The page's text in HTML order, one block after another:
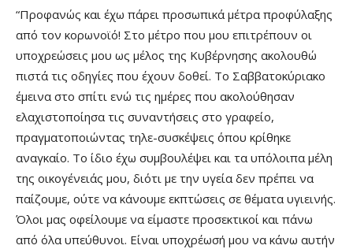
“Προφανώς και έχω πάρει προσωπικά μέτρα προφύλαξης
από τον κορωνοϊό! Στο μέτρο που μου επιτρέπουν οι
υποχρεώσεις μου ως μέλος της Κυβέρνησης ακολουθώ
πιστά τις οδηγίες που έχουν δοθεί. Το Σαββατοκύριακο
έμεινα στο σπίτι ενώ τις ημέρες που ακολούθησαν
ελαχιστοποίησα τις συναντήσεις στο γραφείο,
πραγματοποιώντας τηλε-συσκέψεις όπου κρίθηκε
αναγκαίο. Το ίδιο έχω συμβουλέψει και τα υπόλοιπα μέλη
της οικογένειάς μου, διότι με την υγεία δεν πρέπει να
παίζουμε, ούτε να κάνουμε εκπτώσεις σε θέματα υγιεινής.
Όλοι μας οφείλουμε να είμαστε προσεκτικοί και πάνω
από όλα υπεύθυνοι. Είναι υποχρέωσή μου να κάνω αυτήν